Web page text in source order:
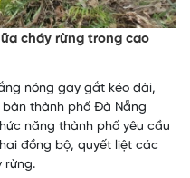
cháy rừng trong cao
nóng gay gắt kéo dài,
thành phố Đà Nẵng
năng thành phố yêu cầu
đồng bộ, quyết liệt các
rừng.